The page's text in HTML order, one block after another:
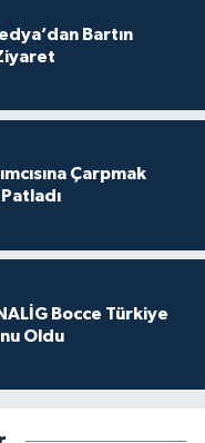
Bartın
Çarpmak
Patladı
Bocce Türkiye
Oldu